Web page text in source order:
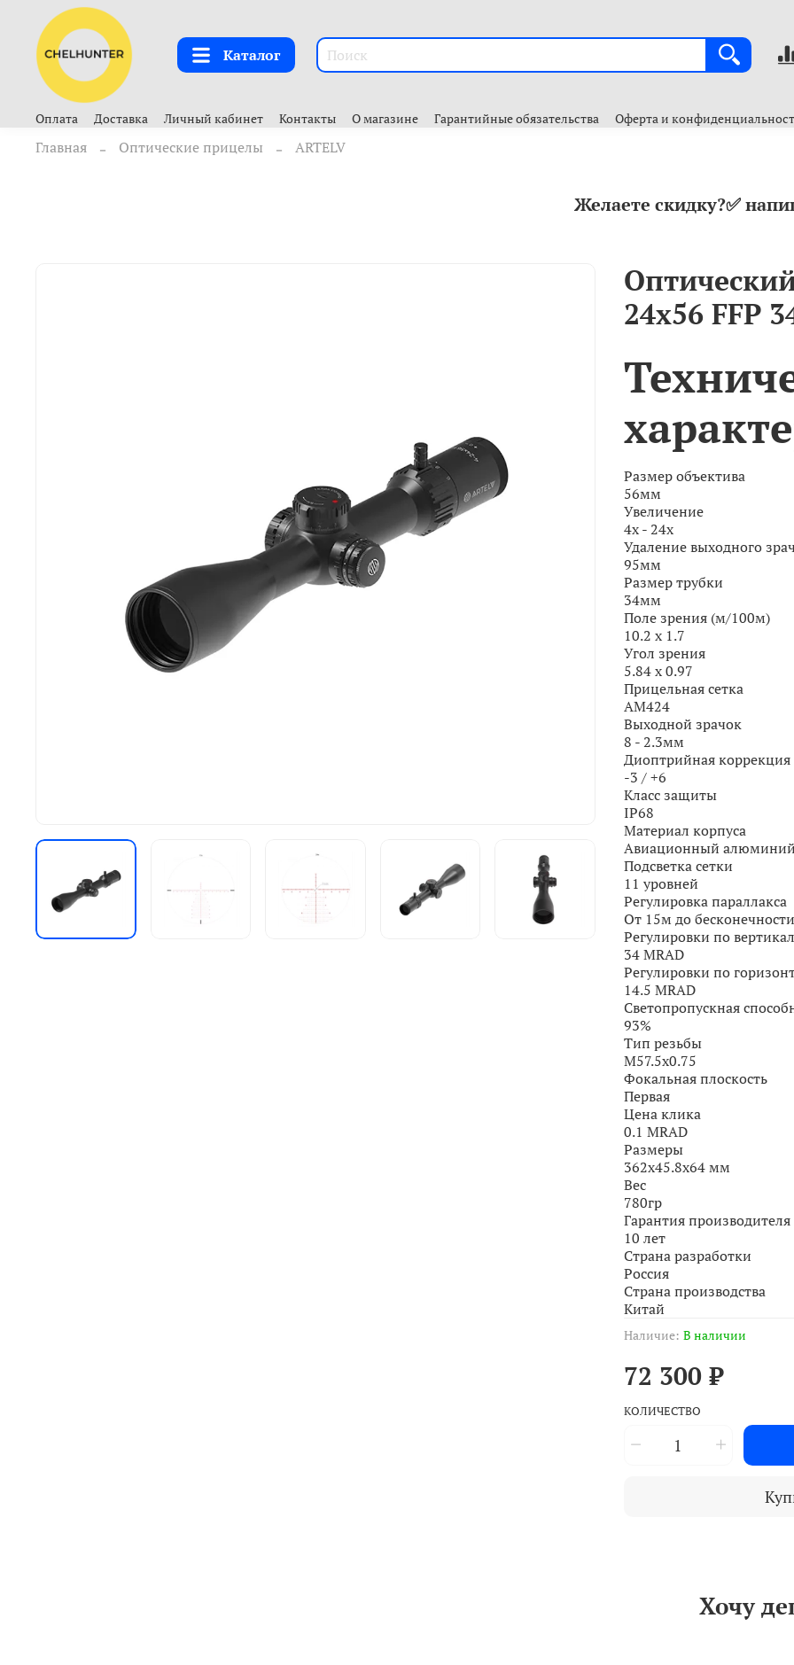
Каталог
Оплата Доставка Личный кабинет Контакты О магазине Гарантийные обязательства Оферта и
Главная Оптические прицелы ARTELV
Желаете скидку?✅
Наличие: В наличии
24x56 FFP
72 300 ₽
КОЛИЧЕСТВО
Размер объектива
56мм
Увеличение
4x - 24x
Удаление выходного
95мм
Размер трубки
34мм
Поле зрения (м/100м)
10.2 x 1.7
Угол зрения
5.84 x 0.97
Прицельная сетка
AM424
Выходной зрачок
8 - 2.3мм
Диоптрийная коррекция
-3 / +6
Класс защиты
IP68
Материал корпуса
Авиационный алюминий
Подсветка сетки
11 уровней
Регулировка параллакса
От 15м до бесконечности
Регулировки по
34 MRAD
Регулировки по
14.5 MRAD
Светопропускная
93%
Тип резьбы
M57.5x0.75
Фокальная плоскость
Первая
Цена клика
0.1 MRAD
Размеры
362x45.8x64 мм
Вес
780гр
Гарантия производителя
10 лет
Страна разработки
Россия
Страна производства
Китай
Хочу